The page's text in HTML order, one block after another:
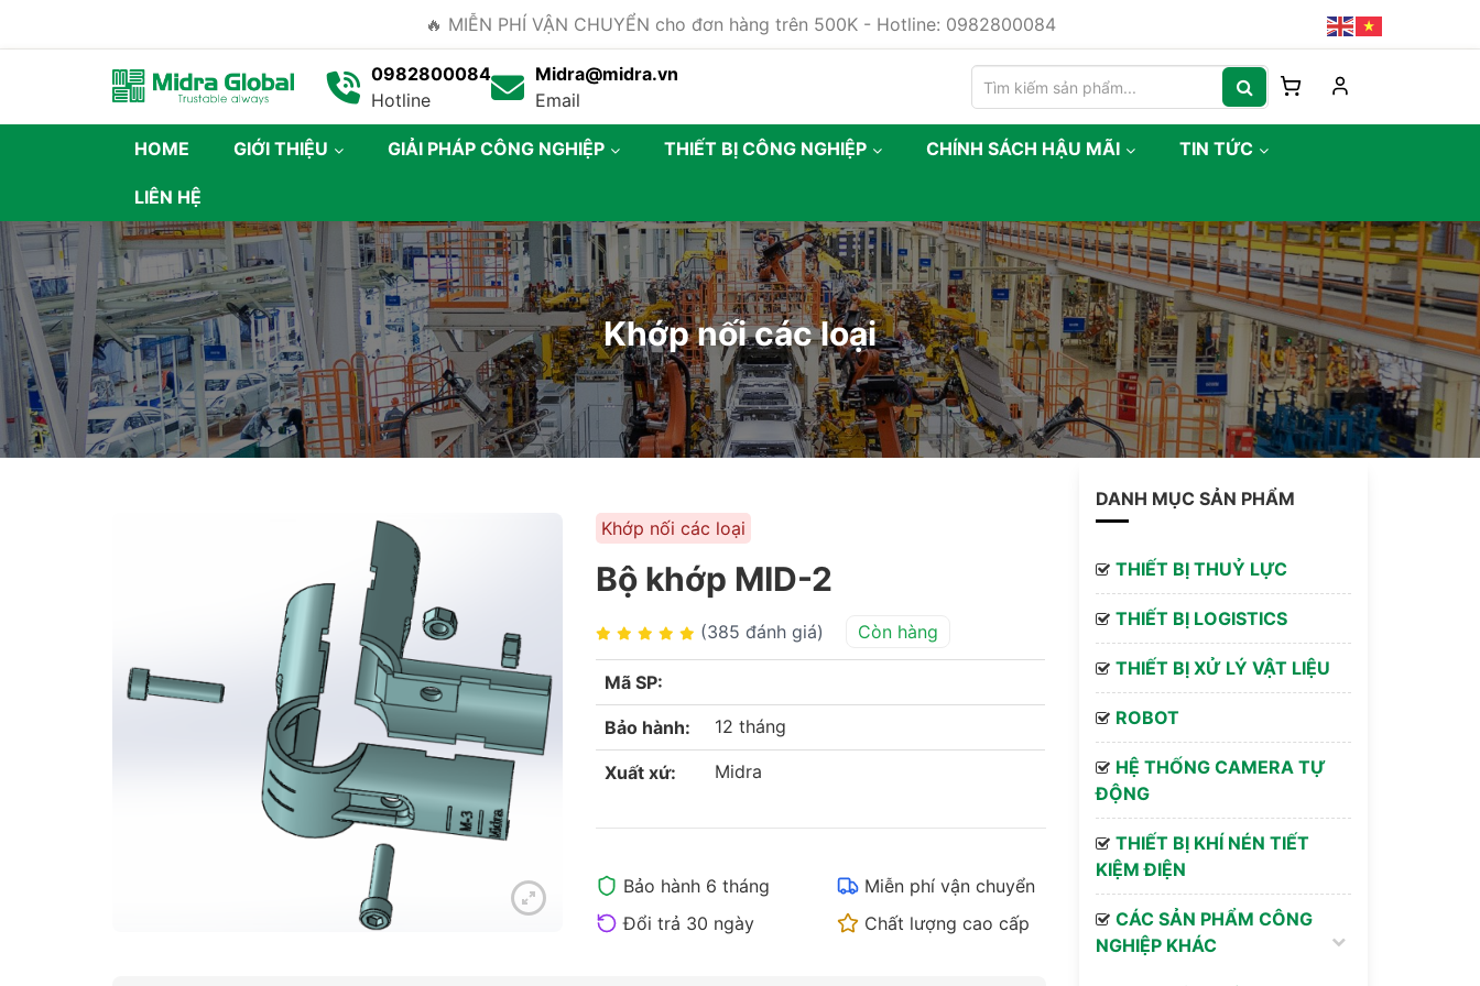
🔥 MIỄN PHÍ VẬN CHUYỂN cho đơn hàng trên 500K - Hotline: 0982800084
0982800084
Hotline
Midra@midra.vn
Email
HOME GIỚI THIỆU GIẢI PHÁP CÔNG NGHIỆP THIẾT BỊ CÔNG NGHIỆP CHÍNH SÁCH HẬU MÃI TIN TỨC
LIÊN HỆ
Khớp nối các loại
Khớp nối các loại
Bộ khớp MID-2
(385 đánh giá) Còn hàng
Mã SP:
Bảo hành: 12 tháng
Xuất xứ: Midra
Bảo hành 6 tháng
Miễn phí vận chuyển
Đổi trả 30 ngày
Chất lượng cao cấp
DANH MỤC SẢN PHẨM
THIẾT BỊ THUỶ LỰC
THIẾT BỊ LOGISTICS
THIẾT BỊ XỬ LÝ VẬT LIỆU
ROBOT
HỆ THỐNG CAMERA TỰ
ĐỘNG
THIẾT BỊ KHÍ NÉN TIẾT
KIỆM ĐIỆN
CÁC SẢN PHẨM CÔNG
NGHIỆP KHÁC